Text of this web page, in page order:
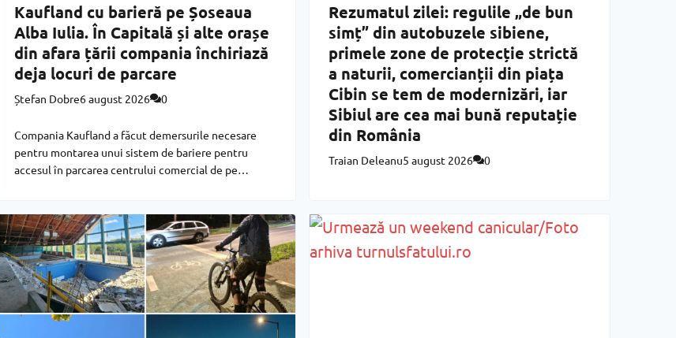
Kaufland cu barieră pe Șoseaua
Alba Iulia. În Capitală și alte orașe
din afara țării compania închiriază
deja locuri de parcare
Ștefan Dobre6 august 2026 0
Compania Kaufland a făcut demersurile necesare
pentru montarea unui sistem de bariere pentru
accesul în parcarea centrului comercial de pe
locurile de
Rezumatul zilei: regulile „de bun
simț” din autobuzele sibiene,
primele zone de protecție strictă
a naturii, comercianții din piața
Cibin se tem de modernizări, iar
Sibiul are cea mai bună reputație
din România
Traian Deleanu5 august 2026 0